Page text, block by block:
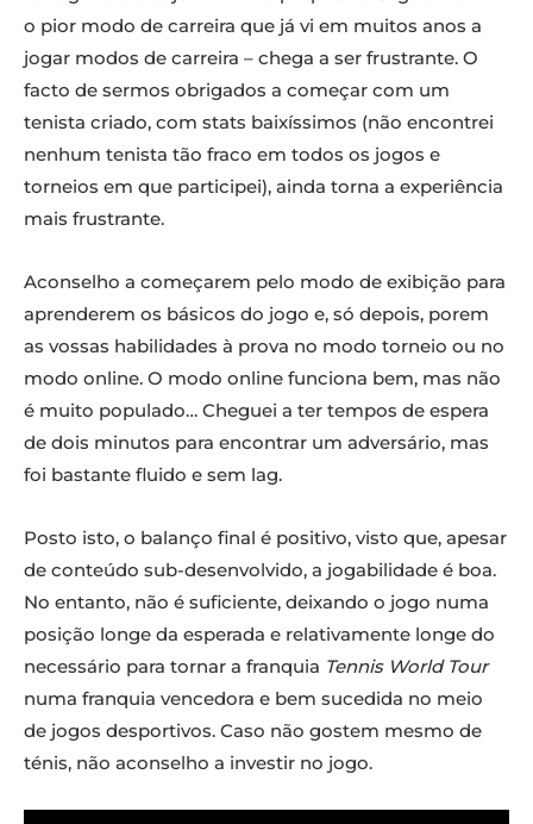
o pior modo de carreira que já vi em muitos anos a
jogar modos de carreira – chega a ser frustrante. O
facto de sermos obrigados a começar com um
tenista criado, com stats baixíssimos (não encontrei
nenhum tenista tão fraco em todos os jogos e
torneios em que participei), ainda torna a experiência
mais frustrante.
Aconselho a começarem pelo modo de exibição para
aprenderem os básicos do jogo e, só depois, porem
as vossas habilidades à prova no modo torneio ou no
modo online. O modo online funciona bem, mas não
é muito populado… Cheguei a ter tempos de espera
de dois minutos para encontrar um adversário, mas
foi bastante fluido e sem lag.
Posto isto, o balanço final é positivo, visto que, apesar
de conteúdo sub-desenvolvido, a jogabilidade é boa.
No entanto, não é suficiente, deixando o jogo numa
posição longe da esperada e relativamente longe do
necessário para tornar a franquia Tennis World Tour
numa franquia vencedora e bem sucedida no meio
de jogos desportivos. Caso não gostem mesmo de
ténis, não aconselho a investir no jogo.